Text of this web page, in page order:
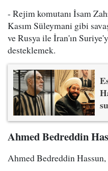
- Rejim komutanı İsam
Kasım Süleymani gibi
ve Rusya ile İran'ın
desteklemek.
Ahmed Bedreddin
Ahmed Bedreddin